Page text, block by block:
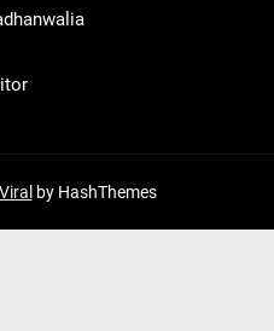
Viral by HashThemes